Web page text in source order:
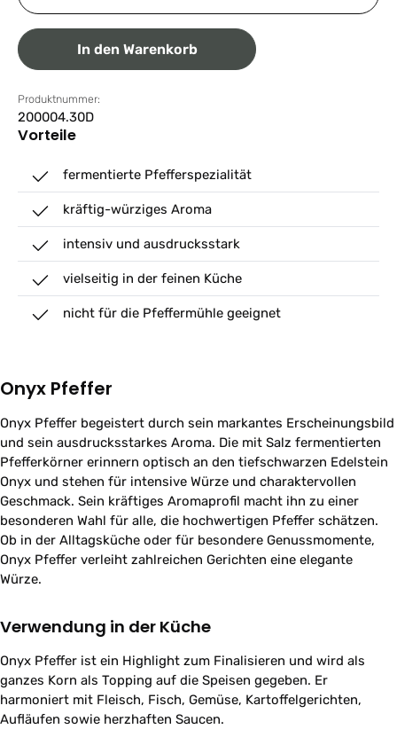
In den Warenkorb
Produktnummer:
200004.30D
Vorteile
fermentierte Pfefferspezialität
kräftig-würziges Aroma
intensiv und ausdrucksstark
vielseitig in der feinen Küche
nicht für die Pfeffermühle geeignet
Onyx Pfeffer
Onyx Pfeffer begeistert durch sein markantes Erscheinungsbild
und sein ausdrucksstarkes Aroma. Die mit Salz fermentierten
Pfefferkörner erinnern optisch an den tiefschwarzen Edelstein
Onyx und stehen für intensive Würze und charaktervollen
Geschmack. Sein kräftiges Aromaprofil macht ihn zu einer
besonderen Wahl für alle, die hochwertigen Pfeffer schätzen.
Ob in der Alltagsküche oder für besondere Genussmomente,
Onyx Pfeffer verleiht zahlreichen Gerichten eine elegante
Würze.
Verwendung in der Küche
Onyx Pfeffer ist ein Highlight zum Finalisieren und wird als
ganzes Korn als Topping auf die Speisen gegeben. Er
harmoniert mit Fleisch, Fisch, Gemüse, Kartoffelgerichten,
Aufläufen sowie herzhaften Saucen.